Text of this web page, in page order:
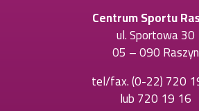
Centrum Sportu
ul. Sportowa 30
05 – 090 Raszyn
tel/fax.(0-22) 720
lub720 19 16